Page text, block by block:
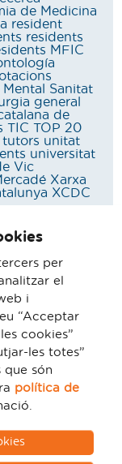
de Medicina
resident
residents
MFIC
Mental Sanitat
general
de
TIC TOP 20
tutors unitat
universitat
Vic
Xarxa
XCDC
Vic
1
per
el
i
“Acceptar
cookies”
les totes”
que són
política de